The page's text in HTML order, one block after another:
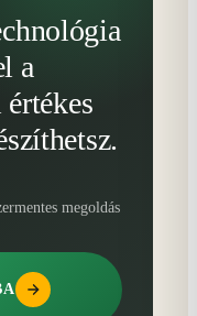
a
megoldás